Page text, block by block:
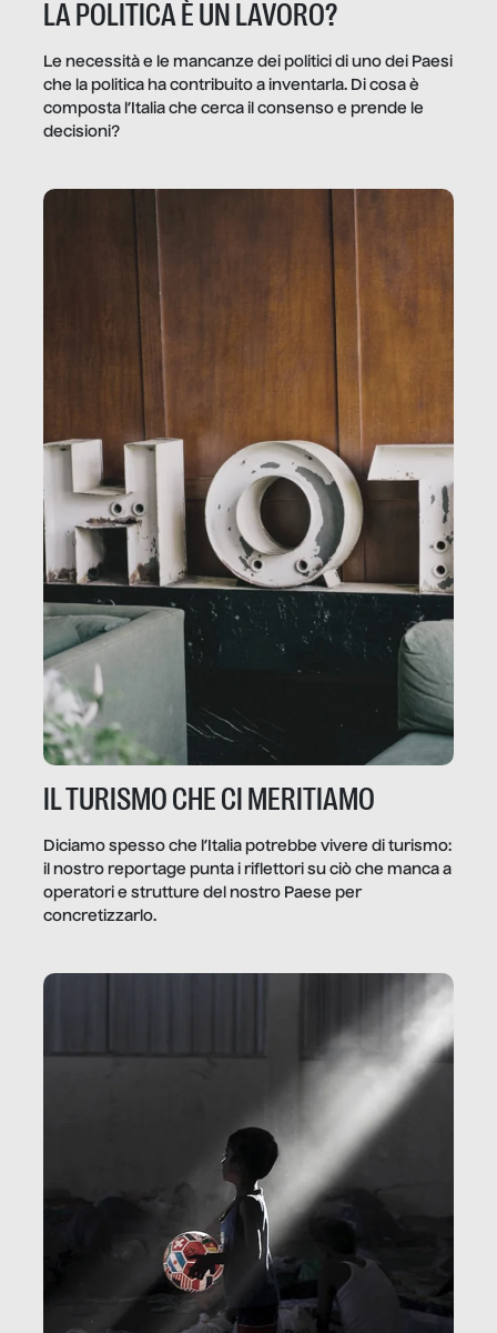
LA POLITICA È UN LAVORO?
Le necessità e le mancanze dei politici di uno dei Paesi
che la politica ha contribuito a inventarla. Di cosa è
composta l’Italia che cerca il consenso e prende le
decisioni?
IL TURISMO CHE CI MERITIAMO
Diciamo spesso che l’Italia potrebbe vivere di turismo:
il nostro reportage punta i riflettori su ciò che manca a
operatori e strutture del nostro Paese per
concretizzarlo.